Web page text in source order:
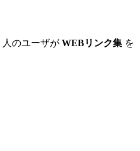
人のユーザが WEBリンク集 を